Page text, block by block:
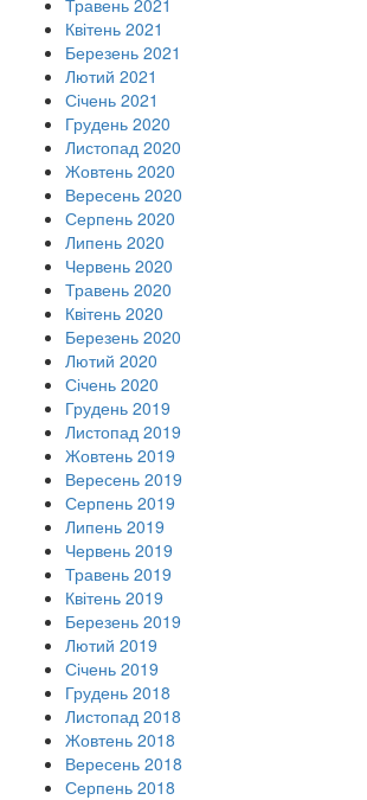
Квітень 2021
Березень 2021
Лютий 2021
Січень 2021
Грудень 2020
Листопад 2020
Жовтень 2020
Вересень 2020
Серпень 2020
Липень 2020
Червень 2020
Травень 2020
Квітень 2020
Березень 2020
Лютий 2020
Січень 2020
Грудень 2019
Листопад 2019
Жовтень 2019
Вересень 2019
Серпень 2019
Липень 2019
Червень 2019
Травень 2019
Квітень 2019
Березень 2019
Лютий 2019
Січень 2019
Грудень 2018
Листопад 2018
Жовтень 2018
Вересень 2018
Серпень 2018